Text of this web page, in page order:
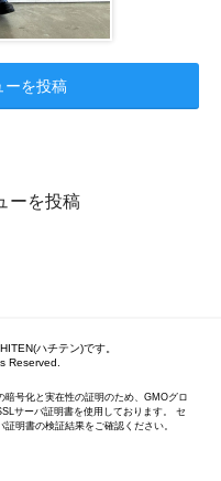
ーを投稿
ーを投稿
ハチテン)です。
Reserved.
暗号化と実在性の証明のため、GMOグロ
サーバ証明書を使用しております。 セ
明書の検証結果をご確認ください。